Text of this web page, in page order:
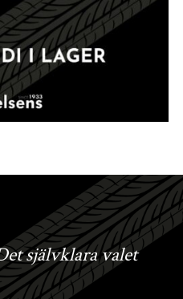
självklara valet